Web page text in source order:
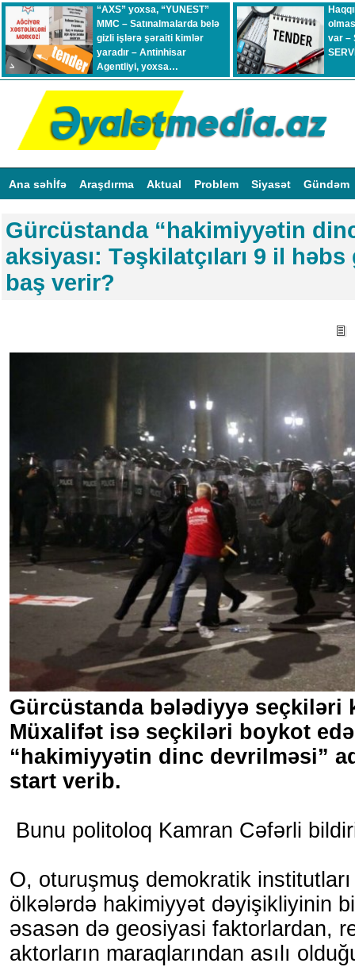
“AXS” yoxsa, “YUNEST”
MMC – Satınalmalarda belə
gizli işlərə şəraiti kimlər
yaradır – Antinhisar
Agentliyi, yoxsa…
var –
Ana səhİfə Araşdırma Aktual Problem Siyasət Gündəm
Gürcüstanda “hakimiyyətin
aksiyası: Təşkilatçıları 9 il
baş verir?
Gürcüstanda bələdiyyə seçkiləri
Müxalifət isə seçkiləri boykot
“hakimiyyətin dinc devrilməsi”
start verib.
Bunu politoloq Kamran Cəfərli
O, oturuşmuş demokratik
ölkələrdə hakimiyyət dəyişikliyinin
əsasən də geosiyasi faktorlardan,
aktorların maraqlarından asılı